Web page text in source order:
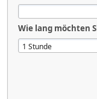
Wie lang möchten